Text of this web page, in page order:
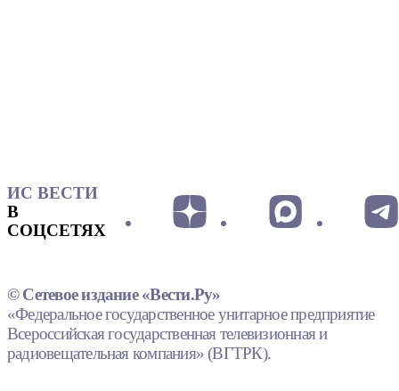
ИС ВЕСТИ
В
СОЦСЕТЯХ
© Сетевое издание «Вести.Ру»
«Федеральное государственное унитарное предприятие
Всероссийская государственная телевизионная и
радиовещательная компания» (ВГТРК).